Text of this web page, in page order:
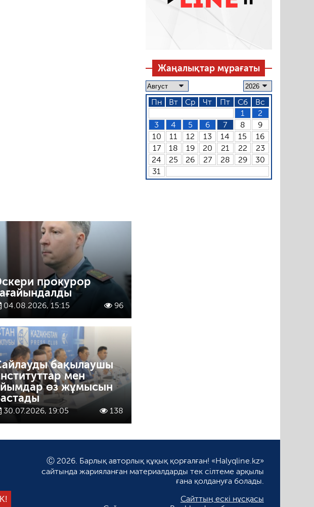
прокурор
04.08.2026, 15:15 96
бақылаушы
мен
өз жұмысын
30.07.2026, 19:05 138
Жаңалықтар мұрағаты
Пн Вт Ср Чт Пт Сб
Вс
1
2
3
4 5 6 7 8
9
10
11 12 13 14 15
16
17
18 19 20 21 22
23
24
25 26 27 28 29
30
31
Ⓒ 2026. Барлық авторлық құқық қорғалған! «Halyqline.kz»
сайтында жарияланған материалдарды тек сілтеме арқылы
ғана қолдануға болады.
Сайттың ескі нұсқасы